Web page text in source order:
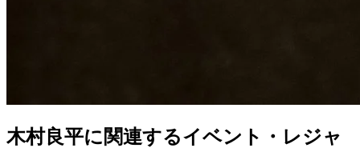
木村良平に関連するイベント・レジャ